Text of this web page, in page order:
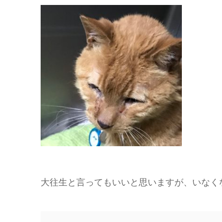
大往生と言ってもいいと思いますが、いなく